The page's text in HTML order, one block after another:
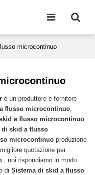
microcontinuo
è un produttore e fornitore
flusso microcontinuo,
a flusso microcontinuo
di skid a flusso
microcontinuo produzione
quotazione per
, noi rispondiamo in modo
diSistema di skid a flusso